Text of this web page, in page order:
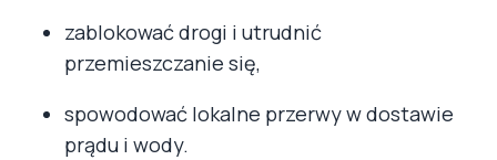
zablokować drogi i utrudnić
przemieszczanie się,
spowodować lokalne przerwy w dostawie
prądu i wody.